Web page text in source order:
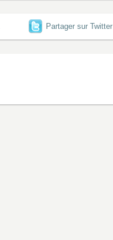
Partager sur Twitter